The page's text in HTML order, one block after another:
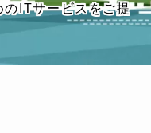
のITサービスをご提